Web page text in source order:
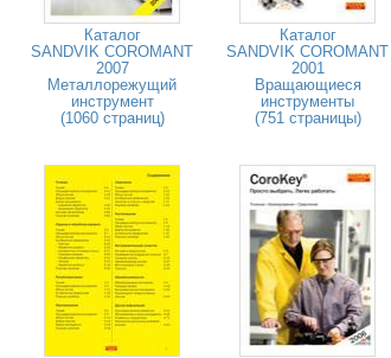
Каталог
SANDVIK COROMANT
2007
Металлорежущий
инструмент
(1060 страниц)
Каталог
SANDVIK COROMANT
2001
Вращающиеся
инструменты
(751 страницы)